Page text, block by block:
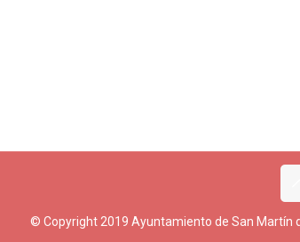
© Copyright 2019 Ayuntamiento de San Martín